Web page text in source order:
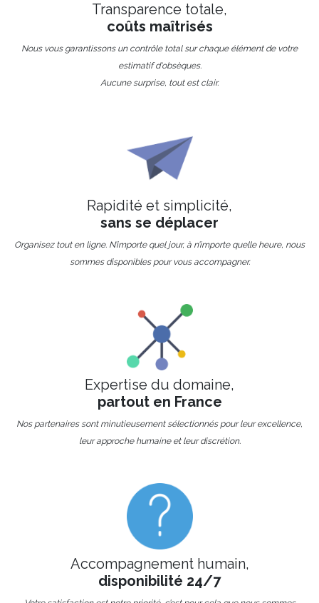
Transparence totale,
coûts maîtrisés
Nous vous garantissons un contrôle total sur chaque élément de votre
estimatif d'obsèques.
Aucune surprise, tout est clair.
Rapidité et simplicité,
sans se déplacer
Organisez tout en ligne. N’importe quel jour, à n’importe quelle heure, nous
sommes disponibles pour vous accompagner.
Expertise du domaine,
partout en France
Nos partenaires sont minutieusement sélectionnés pour leur excellence,
leur approche humaine et leur discrétion.
Accompagnement humain,
disponibilité 24/7